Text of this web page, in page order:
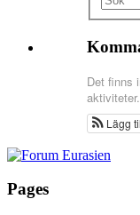
Det finns
aktiviteter.
Lägg
Pages